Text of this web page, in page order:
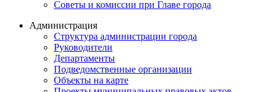
Советы и комиссии при Главе города
Администрация
Структура администрации города
Руководители
Департаменты
Подведомственные организации
Объекты на карте